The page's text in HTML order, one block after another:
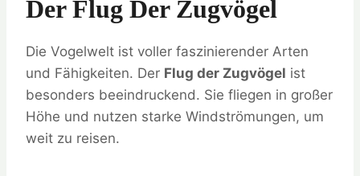
Der Flug Der Zugvögel
Die Vogelwelt ist voller faszinierender Arten
und Fähigkeiten. Der Flug der Zugvögel ist
besonders beeindruckend. Sie fliegen in großer
Höhe und nutzen starke Windströmungen, um
weit zu reisen.